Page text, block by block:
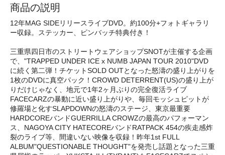
商品の説明
12年MAG SIDEリリースライブDVD。約100分+フォトギャラリ
ー収録。ステッカー、ピンバッチ特典付き！
三重県四日市のストリートウェアショップSNOTが主催する企画
で、"TRAPPED UNDER ICE x NUMB JAPAN TOUR 2010"DVD
に続く第二弾！チケットSOLD OUTとなった怒濤の盛り上がりを
1枚のDVDに真空パック！CROWD DETERRENT(US)の盛り上が
りだけじゃなく、地元で1年2ヶ月ぶりの完全復活ライブ
FACECARZの暴動に近い盛り上がりや、毎回モッシュピットが
修羅場と化すSLAPDOWNの怒濤のステージ、東京最重要
HARDCOREバンドGUERRILLA CROWZの最高のパフォーマン
ス、NAGOYA CITY HATECOREバンドRATPACK 454の疾走感炸
裂のライブ等、間違いない映像を収録！昨年1st FULL
ALBUM"QUESTIONABLE THOUGHT"を発売し話題となった三重